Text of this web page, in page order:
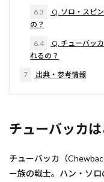
6.3
Q. ソロ・スピ
の？
6.4
Q. チューバッ
れるの？
7 出典・参考情報
チューバッカ
チューバッカ（
ー族の戦士。ハン・ソ